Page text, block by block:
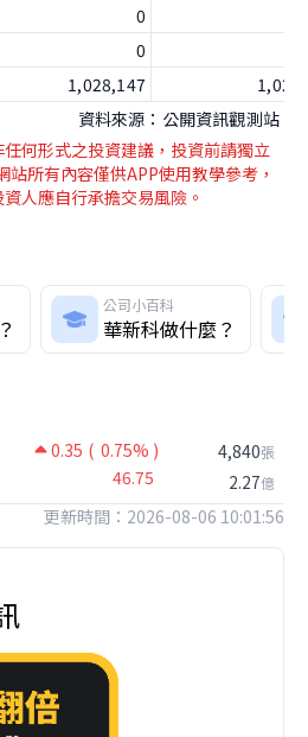
當發行股數
公司庫藏股股數（單位：股）
0
0
1,028,147
資料來源：公開資訊觀測站
任何形式之投資建議，投資前請獨立
所有內容僅供APP使用教學參考，
人應自行承擔交易風險。
公司小百科
華新科做什麼？
0.35 ( 0.75% )
46.75
4,840張
2.27億
更新時間：2026-08-06 10:01:56